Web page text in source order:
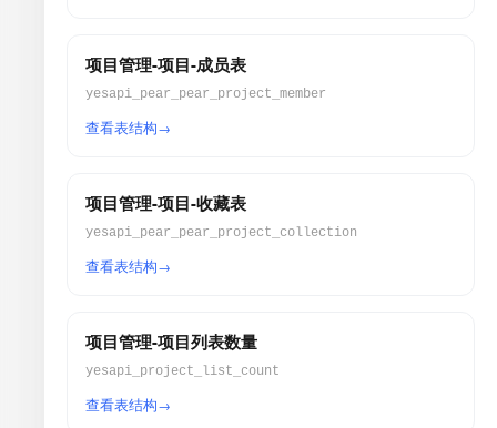
项目管理-项目-成员表
yesapi_pear_pear_project_member
查看表结构
项目管理-项目-收藏表
yesapi_pear_pear_project_collection
查看表结构
项目管理-项目列表数量
yesapi_project_list_count
查看表结构